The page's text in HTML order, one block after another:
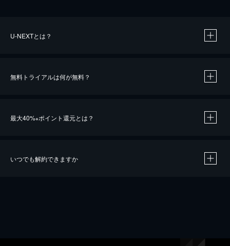
U-NEXTとは？
無料トライアルは何が無料？
最大40%※ポイント還元とは？
いつでも解約できますか